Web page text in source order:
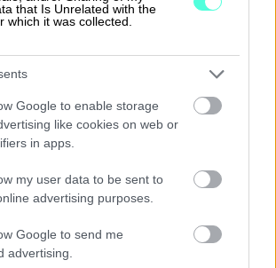
that Is Unrelated with the
which it was collected.
Google to enable storage
like cookies on web or
in apps.
my user data to be sent to
advertising purposes.
Google to send me
advertising.
osaaja
voit olla myös osa
ja sitä kautta tavoitat
työntekijäsi.